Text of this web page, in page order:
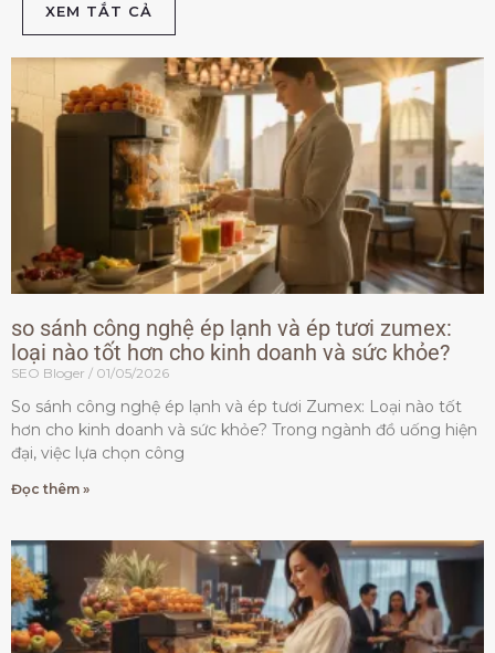
XEM TẮT CẢ
so sánh công nghệ ép lạnh và ép tươi zumex:
loại nào tốt hơn cho kinh doanh và sức khỏe?
SEO Bloger 01/05/2026
So sánh công nghệ ép lạnh và ép tươi Zumex: Loại nào tốt
hơn cho kinh doanh và sức khỏe? Trong ngành đồ uống hiện
đại, việc lựa chọn công
Đọc thêm »